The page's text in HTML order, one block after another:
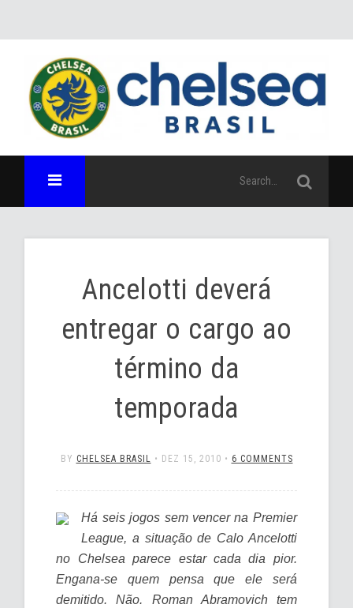
Ancelotti deverá
entregar o cargo ao
término da
temporada
BY CHELSEA BRASIL • DEZ 15, 2010 • 6 COMMENTS
Há seis jogos sem vencer na Premier
League, a situação de Calo Ancelotti
no Chelsea parece estar cada dia pior.
Engana-se quem pensa que ele será
demitido. Não. Roman Abramovich tem